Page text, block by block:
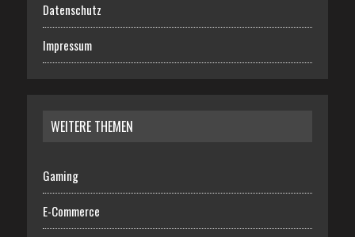
Datenschutz
Impressum
WEITERE THEMEN
Gaming
E-Commerce